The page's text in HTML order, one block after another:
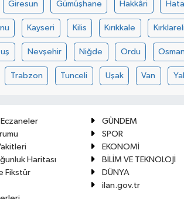
Giresun Gümüşhane Hakkâri
Kayseri Kilis Kırıkkale
Nevşehir Niğde Ordu
Trabzon Tunceli Uşak Van
Haritası
Fikstür
GÜNDEM
SPOR
EKONOMİ
BİLİM VE TEKNOLOJİ
DÜNYA
ilan.gov.tr